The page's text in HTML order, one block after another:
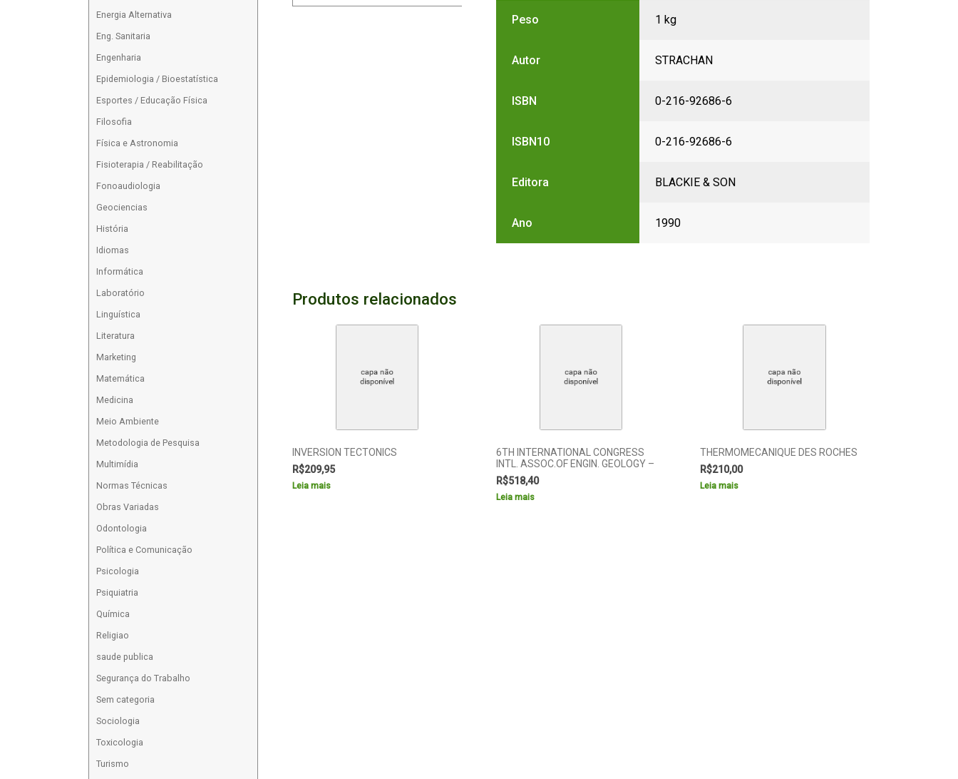
Peso 1 kg
Autor STRACHAN
ISBN 0-216-92686-6
ISBN10 0-216-92686-6
Editora BLACKIE & SON
Ano 1990
Produtos relacionados
INVERSION TECTONICS
R$209,95
Leia mais
6TH INTERNATIONAL CONGRESS
INTL. ASSOC.OF ENGIN. GEOLOGY –
R$518,40
Leia mais
THERMOMECANIQUE DES ROCHES
R$210,00
Leia mais
Energia Alternativa
Eng. Sanitaria
Engenharia
Epidemiologia / Bioestatística
Esportes / Educação Física
Filosofia
Física e Astronomia
Fisioterapia / Reabilitação
Fonoaudiologia
Geociencias
História
Idiomas
Informática
Laboratório
Linguística
Literatura
Marketing
Matemática
Medicina
Meio Ambiente
Metodologia de Pesquisa
Multimídia
Normas Técnicas
Obras Variadas
Odontologia
Política e Comunicação
Psicologia
Psiquiatria
Química
Religiao
saude publica
Segurança do Trabalho
Sem categoria
Sociologia
Toxicologia
Turismo